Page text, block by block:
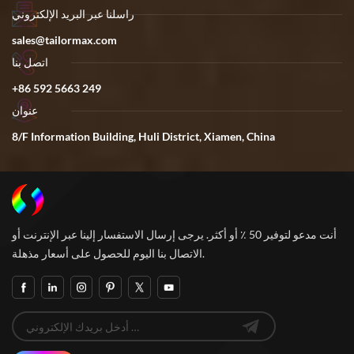
راسلنا عبر البريد الإلكتروني
sales@tailormax.com
اتصل بنا
+86 592 5663 249
عنوان
8/F Information Building, Huli District, Xiamen, China
أنت مدعو لتوفير 50 ٪ أو أكثر. يرجى إرسال الاستفسار إلينا عبر الإنترنت أو
الاتصال بنا اليوم للحصول على أسعار مذهلة.